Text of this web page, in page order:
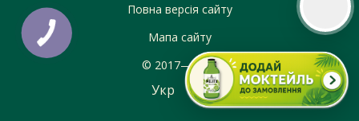
Повна версія сайту
Мапа сайту
© 2017—2026
Укр Рус